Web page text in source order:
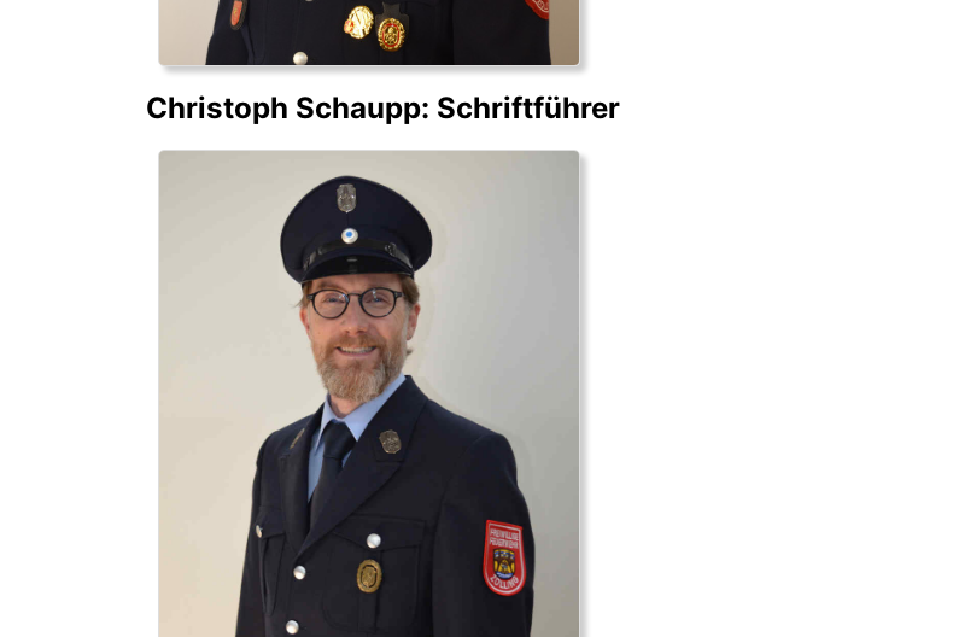
Christoph Schaupp: Schriftführer